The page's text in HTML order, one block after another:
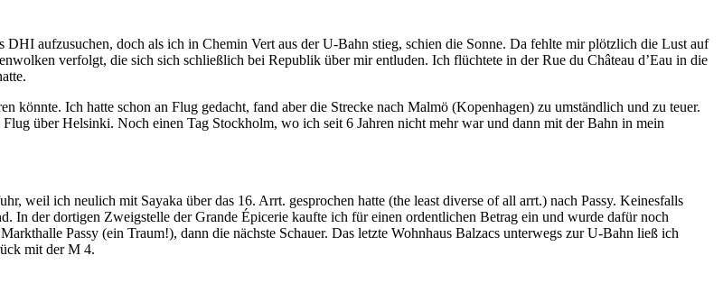
aufzusuchen, doch als ich in Chemin Vert aus der U-Bahn stieg, schien die Sonne. Da fehlte mir plötzlich die Lust auf
verfolgt, die sich sich schließlich bei Republik über mir entluden. Ich flüchtete in der Rue du Château d’Eau in die
könnte. Ich hatte schon an Flug gedacht, fand aber die Strecke nach Malmö (Kopenhagen) zu umständlich und zu teuer.
über Helsinki. Noch einen Tag Stockholm, wo ich seit 6 Jahren nicht mehr war und dann mit der Bahn in mein
weil ich neulich mit Sayaka über das 16. Arrt. gesprochen hatte (the least diverse of all arrt.) nach Passy. Keinesfalls
In der dortigen Zweigstelle der Grande Épicerie kaufte ich für einen ordentlichen Betrag ein und wurde dafür noch
Passy (ein Traum!), dann die nächste Schauer. Das letzte Wohnhaus Balzacs unterwegs zur U-Bahn ließ ich
mit der M 4.